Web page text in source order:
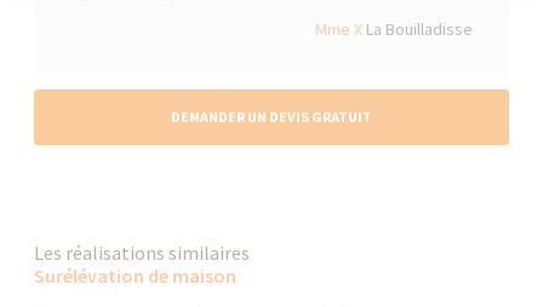
Mme XLa Bouilladisse
DEMANDER UN DEVIS GRATUIT
Les réalisations similaires
Surélévation de maison